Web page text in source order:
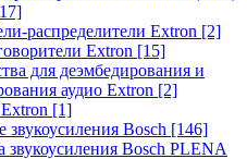
распределители Extron [2]
Extron [15]
для деэмбедирования и
аудио Extron [2]
[1]
звукоусиления Bosch [146]
звукоусиления Bosch PLENA